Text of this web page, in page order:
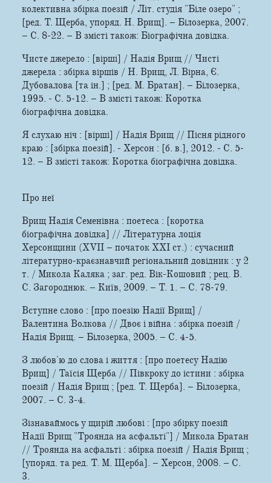
колективна збірка поезій / Літ. студія "Біле озеро" ;
[ред. Т. Щерба, упоряд. Н. Врищ]. – Білозерка, 2007.
– С. 8-22. – В змісті також: Біографічна довідка.
Чисте джерело : [вірші] / Надія Врищ // Чисті
джерела : збірка віршів / Н. Врищ, Л. Вірна, Є.
Дубовалова [та ін.] ; [ред. М. Братан]. – Білозерка,
1995. - С. 5-12. – В змісті також: Коротка
біографічна довідка.
Я слухаю ніч : [вірші] / Надія Врищ // Пісня рідного
краю : [збірка поезій]. - Херсон : [б. в.], 2012. - С. 5-
12. – В змісті також: Коротка біографічна довідка.
Про неї
Врищ Надія Семенівна : поетеса : [коротка
біографічна довідка] // Літературна лоція
Херсонщини (XVII – початок XXI ст.) : сучасний
літературно-краєзнавчий регіональний довідник : у 2
т. / Микола Каляка ; заг. ред. Вік-Кошовий ; рец. В.
С. Загороднюк. – Київ, 2009. – Т. 1. – С. 78-79.
Вступне слово : [про поезію Надії Врищ] /
Валентина Волкова // Двоє і війна : збірка поезій /
Надія Врищ. – Білозерка, 2005. – С. 4-5.
З любов'ю до слова і життя : [про поетесу Надію
Врищ] / Таїсія Щерба // Півкроку до істини : збірка
поезій / Надія Врищ ; [ред. Т. Щерба]. – Білозерка,
2007. – С. 3-4.
Зізнаваймось у щирій любові : [про збірку поезій
Надії Врищ "Троянда на асфальті"] / Микола Братан
// Троянда на асфальті : збірка поезій / Надія Врищ ;
[упоряд. та ред. Т. М. Щерба]. – Херсон, 2008. – С.
3.